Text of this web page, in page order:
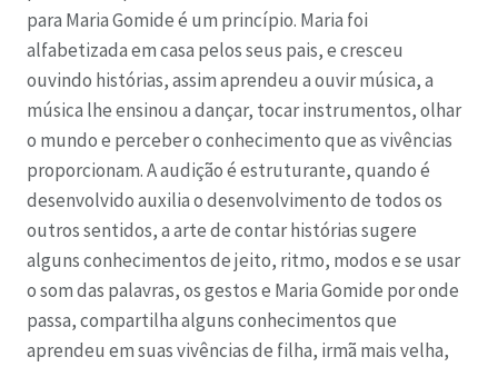
para Maria Gomide é um princípio. Maria foi
alfabetizada em casa pelos seus pais, e cresceu
ouvindo histórias, assim aprendeu a ouvir música, a
música lhe ensinou a dançar, tocar instrumentos, olhar
o mundo e perceber o conhecimento que as vivências
proporcionam. A audição é estruturante, quando é
desenvolvido auxilia o desenvolvimento de todos os
outros sentidos, a arte de contar histórias sugere
alguns conhecimentos de jeito, ritmo, modos e se usar
o som das palavras, os gestos e Maria Gomide por onde
passa, compartilha alguns conhecimentos que
aprendeu em suas vivências de filha, irmã mais velha,